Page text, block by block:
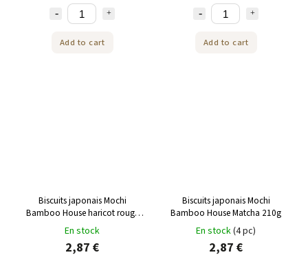
Add to cart Add to cart
Biscuits japonais Mochi
Bamboo House haricot rouge
210g
En stock
2,87 €
Biscuits japonais Mochi
Bamboo House Matcha 210g
En stock(4 pc)
2,87 €